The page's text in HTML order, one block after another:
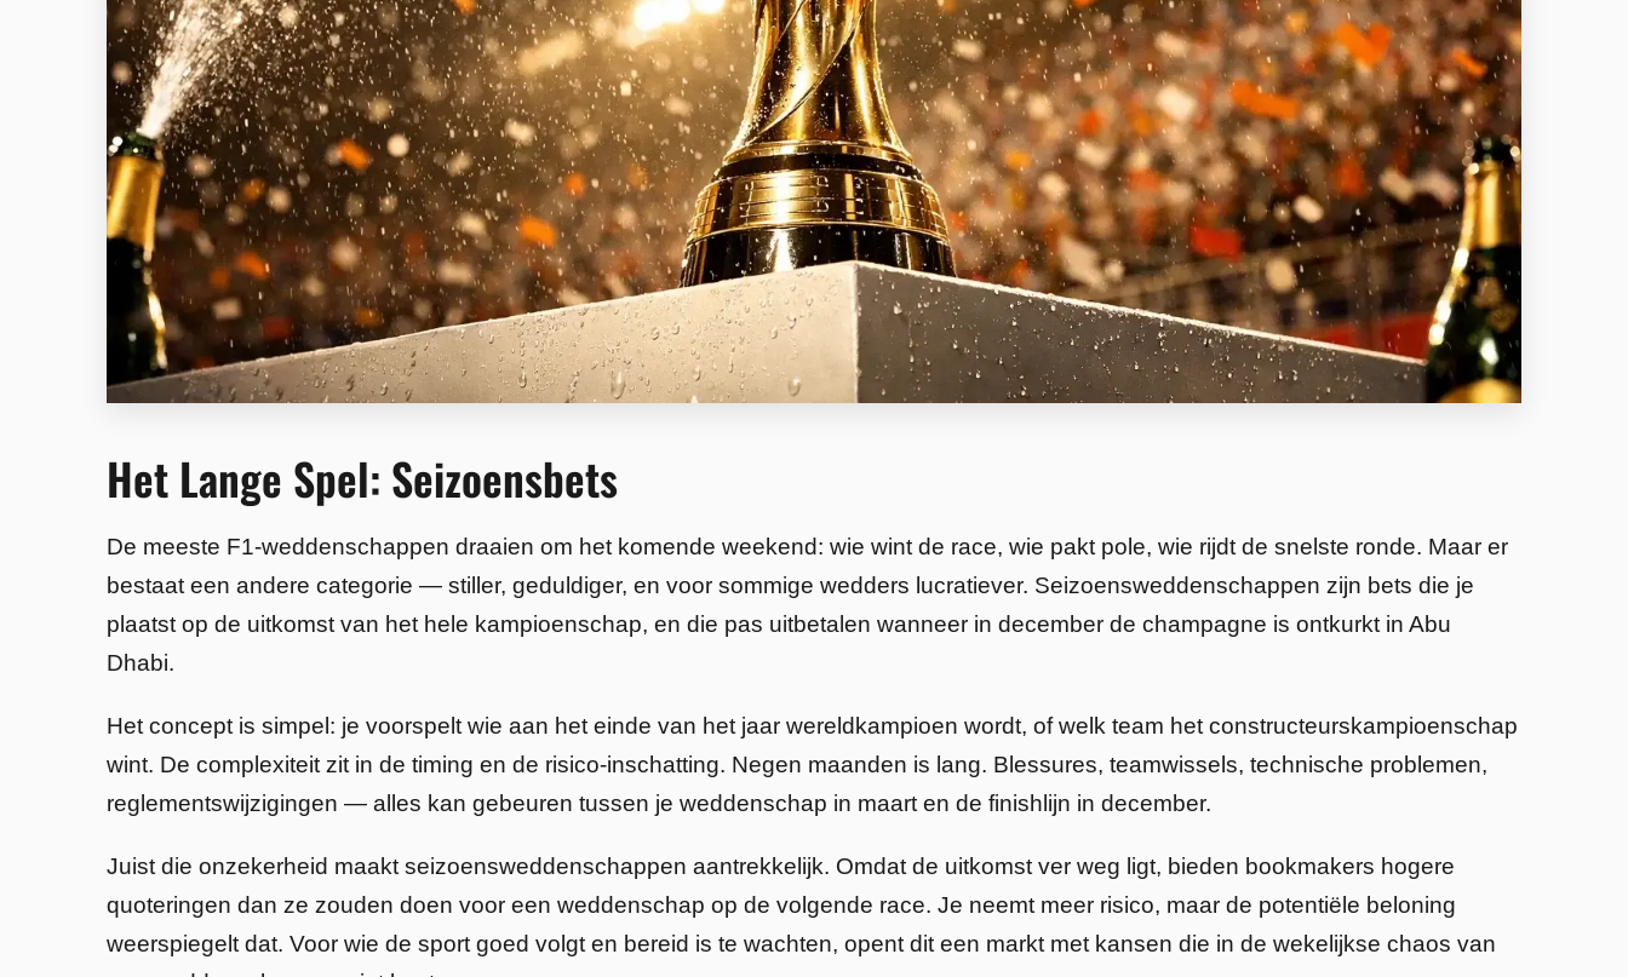
Het Lange Spel: Seizoensbets
De meeste F1-weddenschappen draaien om het komende weekend: wie wint de race, wie pakt pole, wie rijdt de snelste ronde. Maar er
bestaat een andere categorie — stiller, geduldiger, en voor sommige wedders lucratiever. Seizoensweddenschappen zijn bets die je
plaatst op de uitkomst van het hele kampioenschap, en die pas uitbetalen wanneer in december de champagne is ontkurkt in Abu
Dhabi.
Het concept is simpel: je voorspelt wie aan het einde van het jaar wereldkampioen wordt, of welk team het constructeurskampioenschap
wint. De complexiteit zit in de timing en de risico-inschatting. Negen maanden is lang. Blessures, teamwissels, technische problemen,
reglementswijzigingen — alles kan gebeuren tussen je weddenschap in maart en de finishlijn in december.
Juist die onzekerheid maakt seizoensweddenschappen aantrekkelijk. Omdat de uitkomst ver weg ligt, bieden bookmakers hogere
quoteringen dan ze zouden doen voor een weddenschap op de volgende race. Je neemt meer risico, maar de potentiële beloning
weerspiegelt dat. Voor wie de sport goed volgt en bereid is te wachten, opent dit een markt met kansen die in de wekelijkse chaos van